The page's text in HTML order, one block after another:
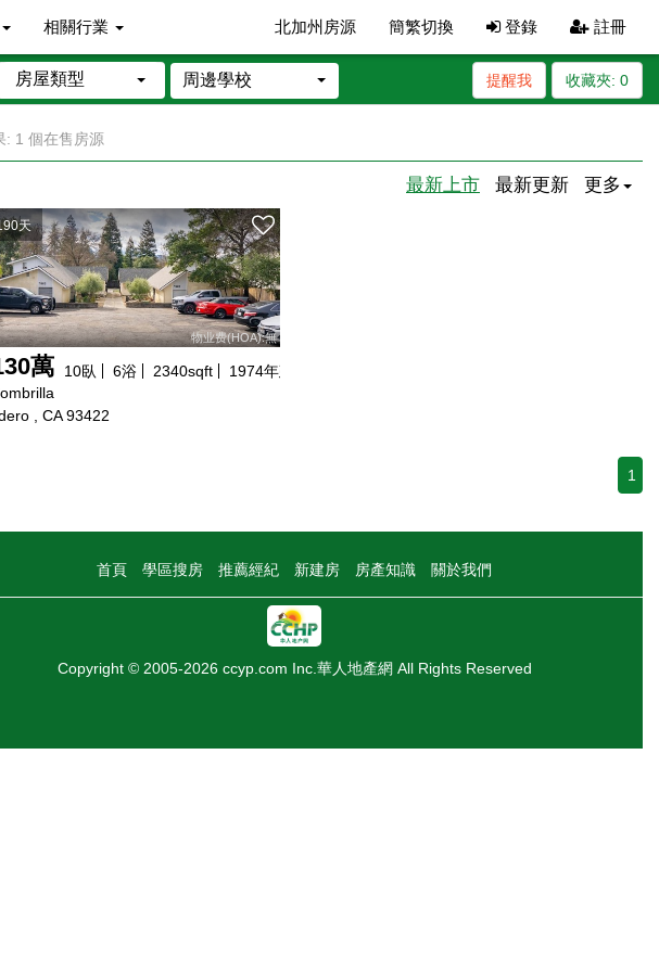
相關行業 北加州房源 簡繁切換 登錄 註冊
房屋類型 周邊學校 收藏夾: 0
提醒我
: 1 個在售房源
最新上市 最新更新 更多
天
物业费(HOA):無
萬 10臥 6浴 2340sqft 1974年建
, CA 93422
1
首頁 學區搜房 推薦經紀 新建房 房產知識 關於我們
Copyright © 2005-2026 ccyp.com Inc.華人地產網 All Rights Reserved